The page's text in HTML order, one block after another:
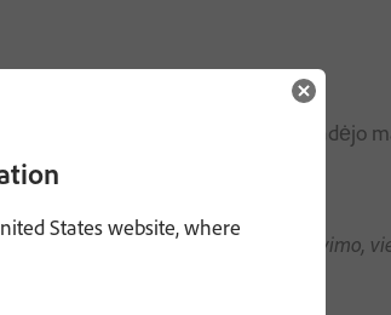
etalonas žaidimų sektoriuje. Jis padėjo
spartaus ir nedestruktyvaus
States website, where